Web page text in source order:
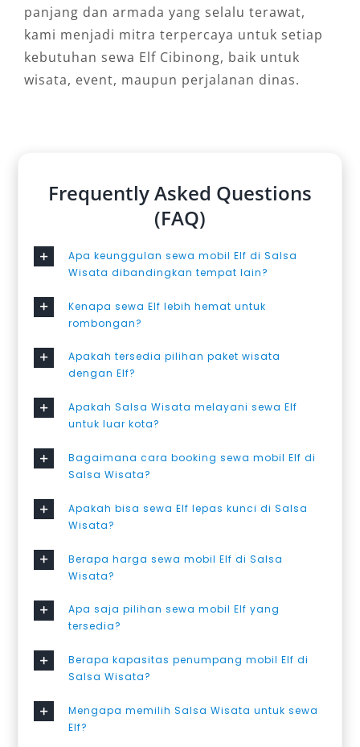
panjang dan armada yang selalu terawat,
kami menjadi mitra terpercaya untuk setiap
kebutuhan sewa Elf Cibinong, baik untuk
wisata, event, maupun perjalanan dinas.
Frequently Asked Questions
(FAQ)
Apa keunggulan sewa mobil Elf di Salsa
Wisata dibandingkan tempat lain?
Kenapa sewa Elf lebih hemat untuk
rombongan?
Apakah tersedia pilihan paket wisata
dengan Elf?
Apakah Salsa Wisata melayani sewa Elf
untuk luar kota?
Bagaimana cara booking sewa mobil Elf di
Salsa Wisata?
Apakah bisa sewa Elf lepas kunci di Salsa
Wisata?
Berapa harga sewa mobil Elf di Salsa
Wisata?
Apa saja pilihan sewa mobil Elf yang
tersedia?
Berapa kapasitas penumpang mobil Elf di
Salsa Wisata?
Mengapa memilih Salsa Wisata untuk sewa
Elf?